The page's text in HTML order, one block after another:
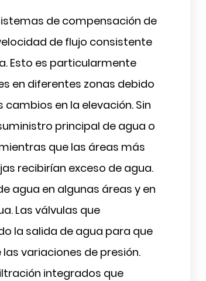
de compensación de
de flujo consistente
Esto es particularmente
en diferentes zonas debido
en la elevación. Sin
principal de agua o
que las áreas más
recibirían exceso de agua.
agua en algunas áreas y en
Las válvulas que
la salida de agua para que
variaciones de presión.
integrados que